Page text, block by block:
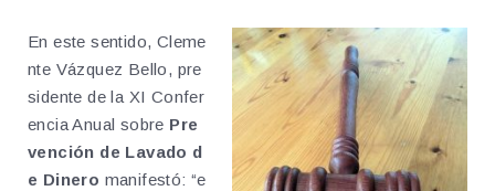
En este sentido, Cleme
nte Vázquez Bello, pre
sidente de la XI Confer
encia Anual sobre Pre
vención de Lavado d
e Dinero manifestó: “e